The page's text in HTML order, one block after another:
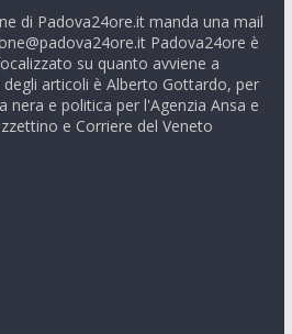
di Padova24ore.it manda una mail
Padova24ore è
su quanto avviene a
articoli è Alberto Gottardo, per
nera e politica per l'Agenzia Ansa e
e Corriere del Veneto